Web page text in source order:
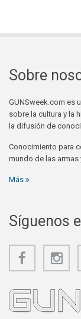
Sobre
GUNSweek.com es
sobre la cultura y la
la difusión de
Conocimiento para
mundo de las armas
Más
Síguenos